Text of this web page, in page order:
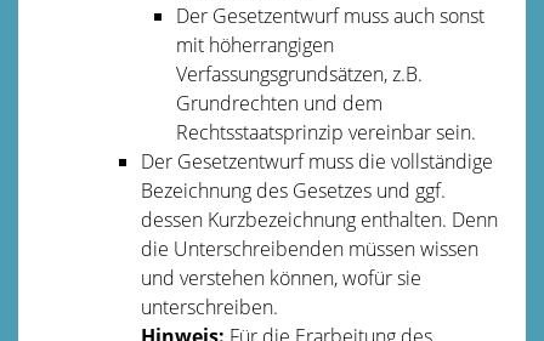
Der Gesetzentwurf muss auch sonst
mit höherrangigen
Verfassungsgrundsätzen, z.B.
Grundrechten und dem
Rechtsstaatsprinzip vereinbar sein.
Der Gesetzentwurf muss die vollständige
Bezeichnung des Gesetzes und ggf.
dessen Kurzbezeichnung enthalten. Denn
die Unterschreibenden müssen wissen
und verstehen können, wofür sie
unterschreiben.